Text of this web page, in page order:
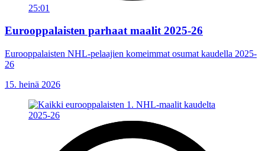
25:01
Eurooppalaisten parhaat maalit 2025-26
Eurooppalaisten NHL-pelaajien komeimmat osumat kaudella 2025-
26
15. heinä 2026